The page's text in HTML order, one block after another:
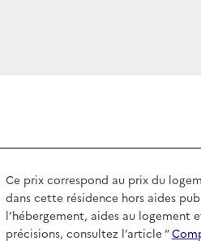
Ce prix correspond au prix du
dans cette résidence hors aides
l’hébergement, aides au logement
précisions, consultez l’article “